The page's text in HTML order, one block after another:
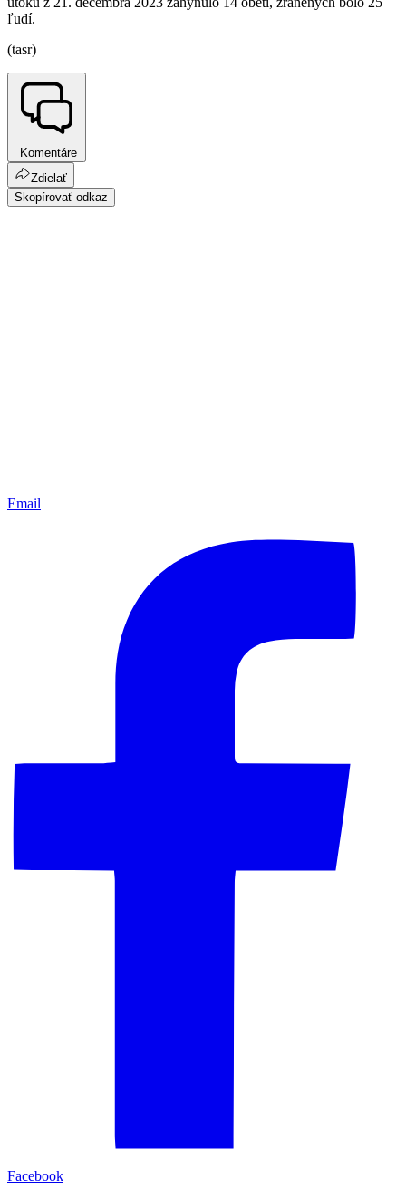
ľudí.
(tasr)
Komentáre
Zdielať
Skopírovať odkaz
Email
Facebook